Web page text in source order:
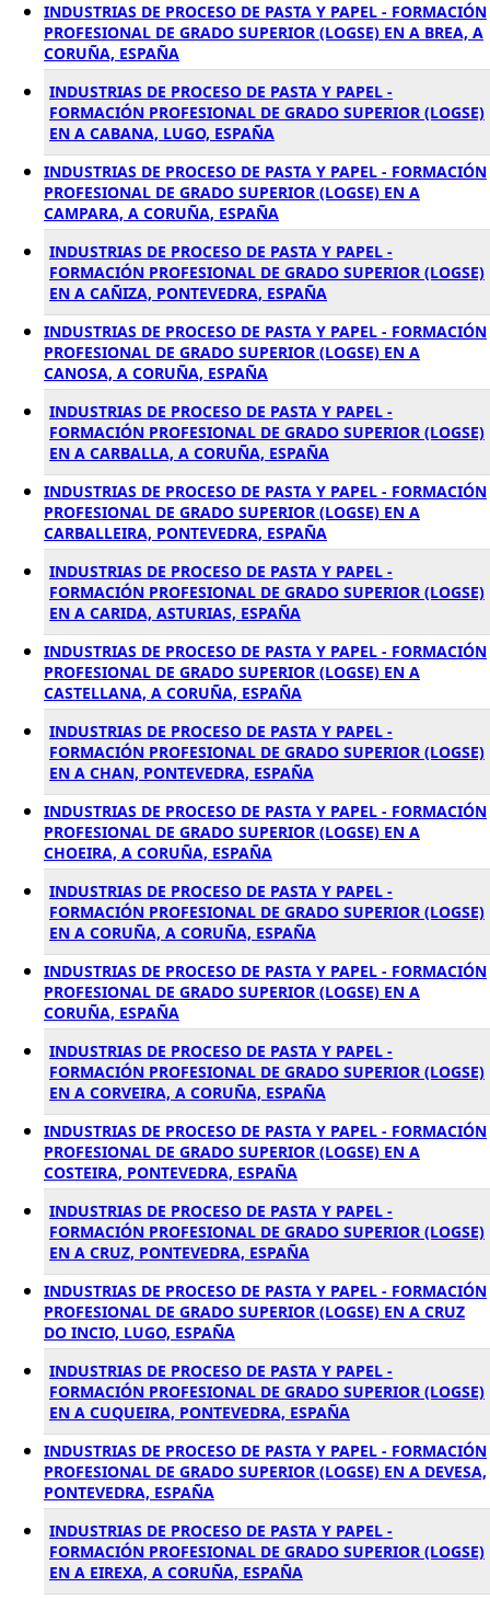
INDUSTRIAS DE PROCESO DE PASTA Y PAPEL - FORMACIÓN
PROFESIONAL DE GRADO SUPERIOR (LOGSE) EN A BREA, A
CORUÑA, ESPAÑA
INDUSTRIAS DE PROCESO DE PASTA Y PAPEL -
FORMACIÓN PROFESIONAL DE GRADO SUPERIOR (LOGSE)
EN A CABANA, LUGO, ESPAÑA
INDUSTRIAS DE PROCESO DE PASTA Y PAPEL - FORMACIÓN
PROFESIONAL DE GRADO SUPERIOR (LOGSE) EN A
CAMPARA, A CORUÑA, ESPAÑA
INDUSTRIAS DE PROCESO DE PASTA Y PAPEL -
FORMACIÓN PROFESIONAL DE GRADO SUPERIOR (LOGSE)
EN A CAÑIZA, PONTEVEDRA, ESPAÑA
INDUSTRIAS DE PROCESO DE PASTA Y PAPEL - FORMACIÓN
PROFESIONAL DE GRADO SUPERIOR (LOGSE) EN A
CANOSA, A CORUÑA, ESPAÑA
INDUSTRIAS DE PROCESO DE PASTA Y PAPEL -
FORMACIÓN PROFESIONAL DE GRADO SUPERIOR (LOGSE)
EN A CARBALLA, A CORUÑA, ESPAÑA
INDUSTRIAS DE PROCESO DE PASTA Y PAPEL - FORMACIÓN
PROFESIONAL DE GRADO SUPERIOR (LOGSE) EN A
CARBALLEIRA, PONTEVEDRA, ESPAÑA
INDUSTRIAS DE PROCESO DE PASTA Y PAPEL -
FORMACIÓN PROFESIONAL DE GRADO SUPERIOR (LOGSE)
EN A CARIDA, ASTURIAS, ESPAÑA
INDUSTRIAS DE PROCESO DE PASTA Y PAPEL - FORMACIÓN
PROFESIONAL DE GRADO SUPERIOR (LOGSE) EN A
CASTELLANA, A CORUÑA, ESPAÑA
INDUSTRIAS DE PROCESO DE PASTA Y PAPEL -
FORMACIÓN PROFESIONAL DE GRADO SUPERIOR (LOGSE)
EN A CHAN, PONTEVEDRA, ESPAÑA
INDUSTRIAS DE PROCESO DE PASTA Y PAPEL - FORMACIÓN
PROFESIONAL DE GRADO SUPERIOR (LOGSE) EN A
CHOEIRA, A CORUÑA, ESPAÑA
INDUSTRIAS DE PROCESO DE PASTA Y PAPEL -
FORMACIÓN PROFESIONAL DE GRADO SUPERIOR (LOGSE)
EN A CORUÑA, A CORUÑA, ESPAÑA
INDUSTRIAS DE PROCESO DE PASTA Y PAPEL - FORMACIÓN
PROFESIONAL DE GRADO SUPERIOR (LOGSE) EN A
CORUÑA, ESPAÑA
INDUSTRIAS DE PROCESO DE PASTA Y PAPEL -
FORMACIÓN PROFESIONAL DE GRADO SUPERIOR (LOGSE)
EN A CORVEIRA, A CORUÑA, ESPAÑA
INDUSTRIAS DE PROCESO DE PASTA Y PAPEL - FORMACIÓN
PROFESIONAL DE GRADO SUPERIOR (LOGSE) EN A
COSTEIRA, PONTEVEDRA, ESPAÑA
INDUSTRIAS DE PROCESO DE PASTA Y PAPEL -
FORMACIÓN PROFESIONAL DE GRADO SUPERIOR (LOGSE)
EN A CRUZ, PONTEVEDRA, ESPAÑA
INDUSTRIAS DE PROCESO DE PASTA Y PAPEL - FORMACIÓN
PROFESIONAL DE GRADO SUPERIOR (LOGSE) EN A CRUZ
DO INCIO, LUGO, ESPAÑA
INDUSTRIAS DE PROCESO DE PASTA Y PAPEL -
FORMACIÓN PROFESIONAL DE GRADO SUPERIOR (LOGSE)
EN A CUQUEIRA, PONTEVEDRA, ESPAÑA
INDUSTRIAS DE PROCESO DE PASTA Y PAPEL - FORMACIÓN
PROFESIONAL DE GRADO SUPERIOR (LOGSE) EN A DEVESA,
PONTEVEDRA, ESPAÑA
INDUSTRIAS DE PROCESO DE PASTA Y PAPEL -
FORMACIÓN PROFESIONAL DE GRADO SUPERIOR (LOGSE)
EN A EIREXA, A CORUÑA, ESPAÑA